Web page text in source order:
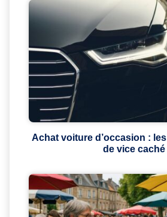
Achat voiture d’occasion :
de vice caché